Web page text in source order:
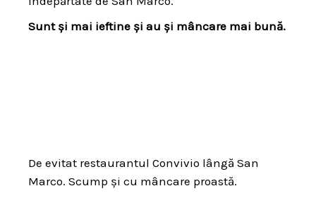
Sunt și mai ieftine și au și mâncare mai bună.
De evitat restaurantul Convivio lângă San
Marco. Scump și cu mâncare proastă.